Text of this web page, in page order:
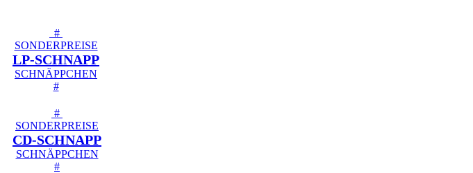
#
SONDERPREISE
LP-SCHNAPP
SCHNÄPPCHEN
#
#
SONDERPREISE
CD-SCHNAPP
SCHNÄPPCHEN
#